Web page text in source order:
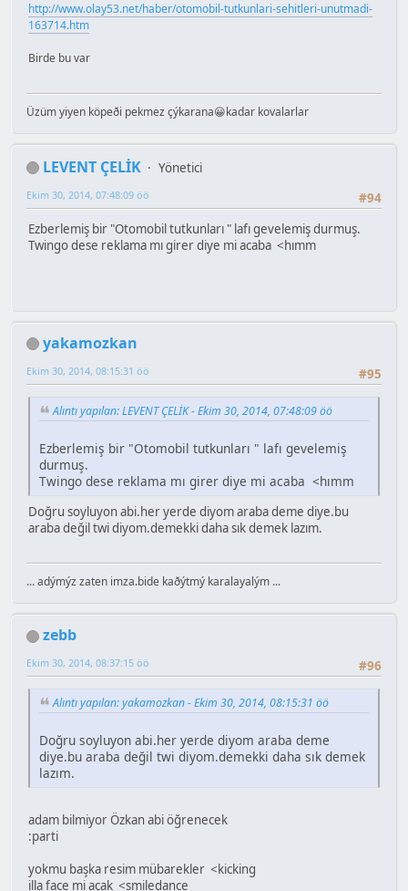
http://www.olay53.net/haber/otomobil-tutkunlari-sehitleri-unutmadi-
163714.htm
Birde bu var
Üzüm yiyen köpeði pekmez çýkarana😀kadar kovalarlar
LEVENT ÇELİK
Yönetici
#94
Ekim 30, 2014, 07:48:09 öö
Ezberlemiş bir "Otomobil tutkunları " lafı gevelemiş durmuş.
Twingo dese reklama mı girer diye mi acaba <hımm
yakamozkan
#95
Ekim 30, 2014, 08:15:31 öö
Alıntı yapılan: LEVENT ÇELİK - Ekim 30, 2014, 07:48:09 öö
Ezberlemiş bir "Otomobil tutkunları " lafı gevelemiş
durmuş.
Twingo dese reklama mı girer diye mi acaba <hımm
Doğru soyluyon abi.her yerde diyom araba deme diye.bu
araba değil twi diyom.demekki daha sık demek lazım.
... adýmýz zaten imza.bide kaðýtmý karalayalým ...
zebb
#96
Ekim 30, 2014, 08:37:15 öö
Alıntı yapılan: yakamozkan - Ekim 30, 2014, 08:15:31 öö
Doğru soyluyon abi.her yerde diyom araba deme
diye.bu araba değil twi diyom.demekki daha sık demek
lazım.
adam bilmiyor Özkan abi öğrenecek
:parti
yokmu başka resim mübarekler <kicking
illa face mi açak <smiledance